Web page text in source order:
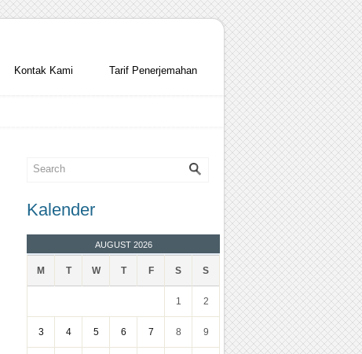
Kontak Kami Tarif Penerjemahan
Kalender
AUGUST 2026
M T W T F S S
1 2
3 4 5 6 7 8 9